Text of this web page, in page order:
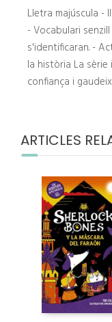
Lletra majúscula -
- Vocabulari
s'identificaran. -
la història La
confiança i
ARTICLES